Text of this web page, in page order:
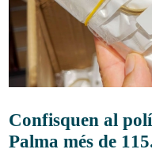
Confisquen al
Palma més de